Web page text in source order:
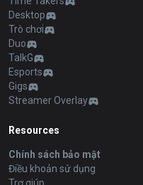
Desktop
Trò chơi
Duo
TalkG
Esports
Gigs
Streamer Overlay
Resources
Chính sách bảo mật
Điều khoản sử dụng